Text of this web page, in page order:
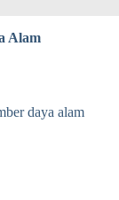
Alam
daya alam